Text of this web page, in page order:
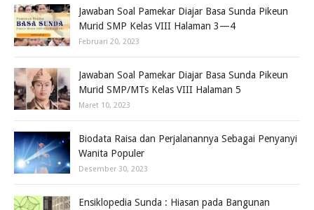
Jawaban Soal Pamekar Diajar Basa Sunda Pikeun
Murid SMP Kelas VIII Halaman 3—4
Februari 20, 2023
Jawaban Soal Pamekar Diajar Basa Sunda Pikeun
Murid SMP/MTs Kelas VIII Halaman 5
Maret 10, 2023
Biodata Raisa dan Perjalanannya Sebagai Penyanyi
Wanita Populer
Desember 30, 2023
Ensiklopedia Sunda : Hiasan pada Bangunan